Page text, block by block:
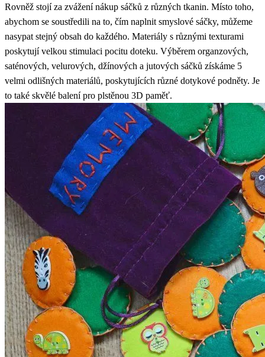
Rovněž stojí za zvážení nákup sáčků z různých tkanin. Místo toho,
abychom se soustředili na to, čím naplnit smyslové sáčky, můžeme
nasypat stejný obsah do každého. Materiály s různými texturami
poskytují velkou stimulaci pocitu doteku. Výběrem organzových,
saténových, velurových, džínových a jutových sáčků získáme 5
velmi odlišných materiálů, poskytujících různé dotykové podněty. Je
to také skvělé balení pro plstěnou 3D paměť.